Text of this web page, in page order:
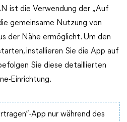
ist die Verwendung der „Auf
gemeinsame Nutzung von
der Nähe ermöglicht. Um den
installieren Sie die App auf
Sie diese detaillierten
Einrichtung.
App nur während des